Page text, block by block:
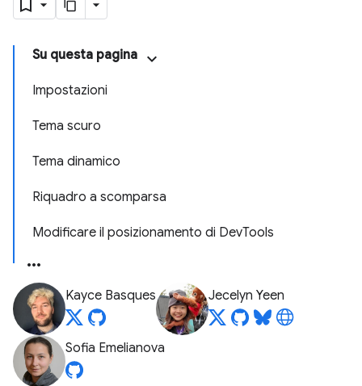
Su questa pagina
Impostazioni
Tema scuro
Tema dinamico
Riquadro a scomparsa
Modificare il posizionamento di DevTools
Kayce Basques Jecelyn Yeen
Sofia Emelianova